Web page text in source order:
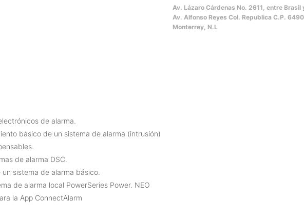
Av. Lázaro Cárdenas No. 2611, entre Brasil
Av. Alfonso Reyes Col. Republica C.P.
Monterrey, N.L
de alarma.
básico de un sistema de alarma (intrusión)
de alarma DSC.
sistema de alarma básico.
de alarma local PowerSeries Power. NEO
la App ConnectAlarm